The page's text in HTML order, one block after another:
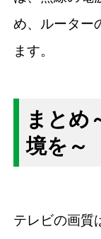
め、ルーター
ます。
まとめ
境を～
テレビの画質